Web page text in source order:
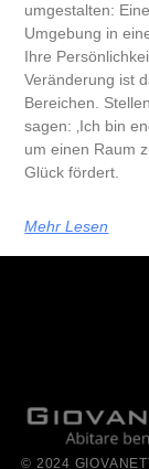
umgestalten:
Umgebung in
Ihre
Veränderung ist
Bereichen.
sagen: ‚Ich bin
um einen Raum
Glück fördert.
Mehr Lesen
© 2024